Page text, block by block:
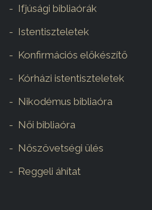
Ifjúsági bibliaórák
Istentiszteletek
Konfirmációs előkészítő
Kórházi istentiszteletek
Nikodémus bibliaóra
Női bibliaóra
Nőszövetségi ülés
Reggeli áhítat